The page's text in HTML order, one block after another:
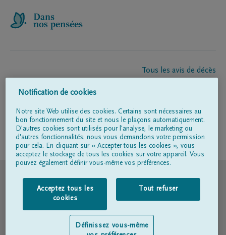
Tous les avis de décès
Entrepreneur de pompes funèbres
Suivez-nous sur
Conditions d'utilisation
Déclaration relative à la vie privée
Notification de cookies
Notre site Web utilise des cookies. Certains sont nécessaires au
bon fonctionnement du site et nous le plaçons automatiquement.
D'autres cookies sont utilisés pour l'analyse, le marketing ou
d'autres fonctionnalités; nous vous demandons votre permission
pour cela. En cliquant sur « Accepter tous les cookies », vous
acceptez le stockage de tous les cookies sur votre appareil. Vous
pouvez également définir vous-même vos préférences.
Acceptez tous les
cookies
Tout refuser
Définissez vous-même